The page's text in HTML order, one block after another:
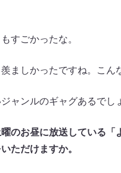
すごかったな。
ましかったですね。こん
ンルのギャグあるでし
お昼に放送している「
ただけますか。